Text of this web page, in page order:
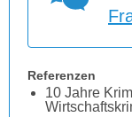
Referenzen
10 Jahre